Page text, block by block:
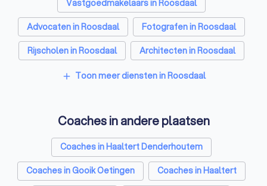
Vastgoedmakelaars in Roosdaal
Advocaten in Roosdaal
Fotografen in Roosdaal
Rijscholen in Roosdaal
Architecten in Roosdaal
Psychologen in Roosdaal
Reisbureaus in Roosdaal
Personal trainers in Roosdaal
add Toon meer diensten in Roosdaal
Coaches in andere plaatsen
Coaches in Haaltert Denderhoutem
Coaches in Gooik Oetingen
Coaches in Haaltert